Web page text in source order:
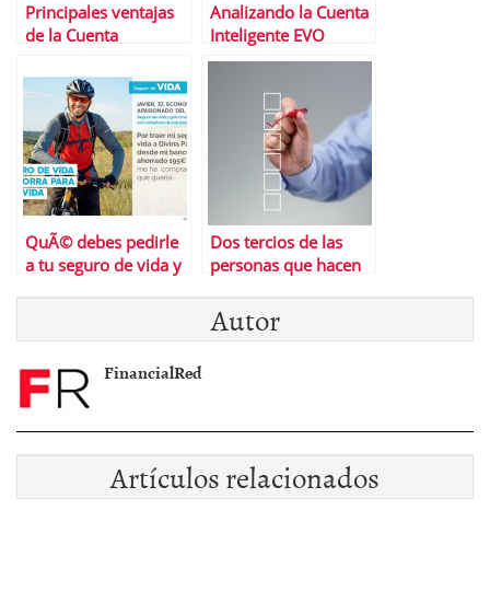
Principales ventajas
de la Cuenta
Sabadell
Analizando la Cuenta
Inteligente EVO
QuÃ© debes pedirle
a tu seguro de vida y
Dos tercios de las
personas que hacen
superanâ€¦ Â¿Y tÃº?
Autor
FinancialRed
Artículos relacionados